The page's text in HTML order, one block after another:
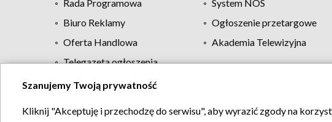
Rada Programowa
System NOS
Biuro Reklamy
Ogłoszenie przetargowe
Oferta Handlowa
Akademia Telewizyjna
Telegazeta ogłoszenia
Regulamin TVP Polityka
Szanujemy Twoją prywatność
Kliknij "Akceptuję i przechodzę do serwisu", aby wyrazić zgody na